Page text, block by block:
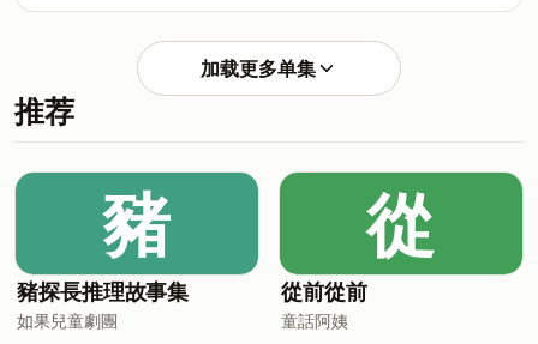
註冊官網會員再領$200優惠券：
https://hanfang.tw/Ab5FZ 【本集重
點】 老葉之謎 梁朝偉代表作 高雄愛吃鴨
肉？ 只想報復的千層麵 體育老師瘋馳愛
獨立樂團主唱的黑歷史 -- 📫 商業合作請
追蹤新資料夾的IG
https://www.instagram.com/newfold
月，終於不用再等了😂😂 機能型蛋白領
導品WORTH沃爾司，讓蛋白飲變得更好
食物配方與維他命C，養出好氣色，讓健
康與美麗一次擁有。 多種超人氣口味：芝
麻、黑金、桂花鐵觀音、抹茶拿鐵 全都到
貨了 下單3天內可出貨👉 lihi.cc/r9rLv 新
資料夾專粉絲輸入屬折扣碼：froggy 享官
網前台全產品無門檻85折 為什麼蛋白飲這
麼多還是選擇沃爾司： 🌱 分離豌豆蛋白
加载更多单集
推荐
豬
豬探長推理故事集
如果兒童劇團
從
從前從前
童話阿姨